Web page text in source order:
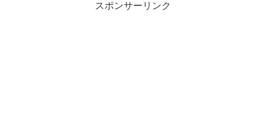
スポンサーリンク